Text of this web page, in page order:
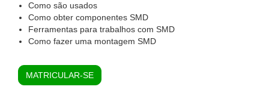
Como são usados
Como obter componentes SMD
Ferramentas para trabalhos com SMD
Como fazer uma montagem SMD
MATRICULAR-SE